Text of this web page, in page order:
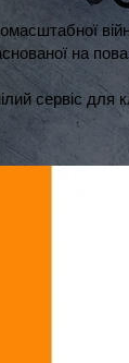
на
сервіс для